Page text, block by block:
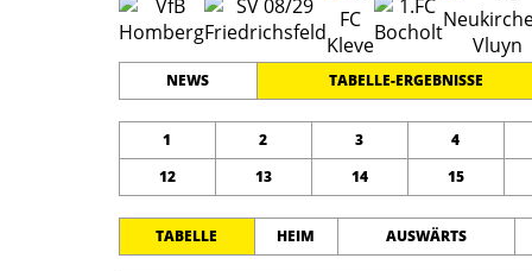
NEWS TABELLE-ERGEBNISSE
1 2 3
4
12
13 14 15
TABELLE HEIM AUSWÄRTS